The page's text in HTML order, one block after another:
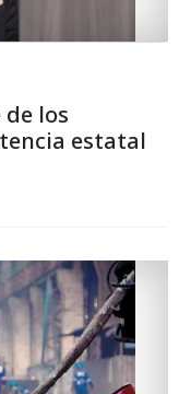
los
estatal